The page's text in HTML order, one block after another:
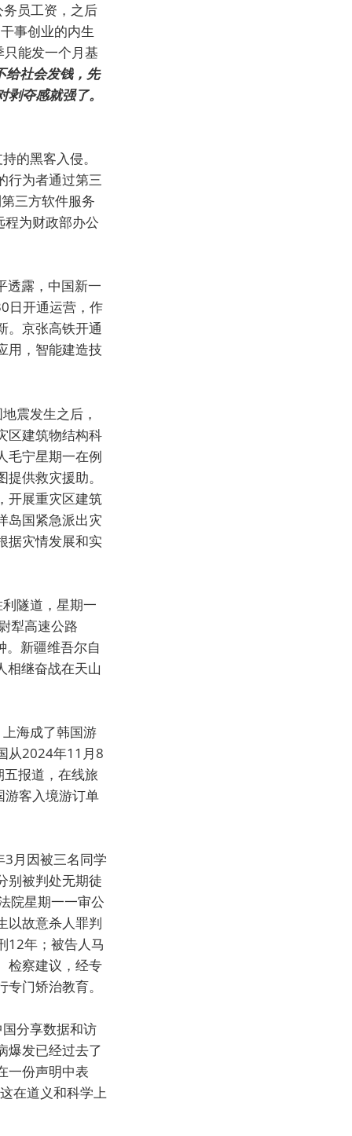
员工资，之后
事创业的内生
能发一个月基
给社会发钱，先
夺感就强了。
的黑客入侵。
行为者通过第三
三方软件服务
为财政部办公
透露，中国新一
日开通运营，作
。京张高铁开通
用，智能建造技
震发生之后，
区建筑物结构科
毛宁星期一在例
供救灾援助。
开展重灾区建筑
岛国紧急派出灾
据灾情发展和实
隧道，星期一
犁高速公路
。新疆维吾尔自
相继奋战在天山
海成了韩国游
从2024年11月8
报道，在线旅
游客入境游订单
月因被三名同学
别被判处无期徒
院星期一一审公
以故意杀人罪判
12年；被告人马
检察建议，经专
门矫治教育。
分享数据和访
爆发已经过去了
一份声明中表
在道义和科学上